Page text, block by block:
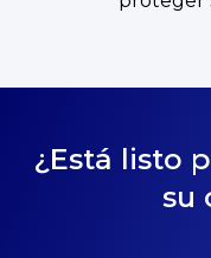
¿Está listo
su